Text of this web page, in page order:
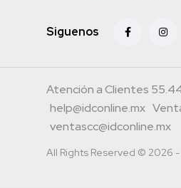
Siguenos
Atención a Clientes
help@idconline.mx
ventascc@idconline.mx
All Rights Reserved © 2026 -